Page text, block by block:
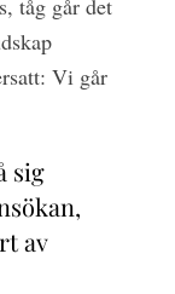
Vi går
sig
av